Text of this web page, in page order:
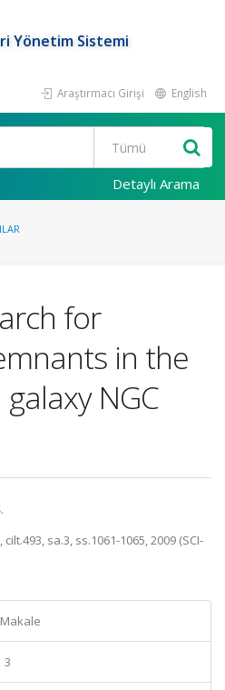
Yönetim Sistemi
Araştırmacı Girişi English
Detaylı Arama
for
in the
NGC
cilt.493, sa.3, ss.1061-1065, 2009 (SCI-
3